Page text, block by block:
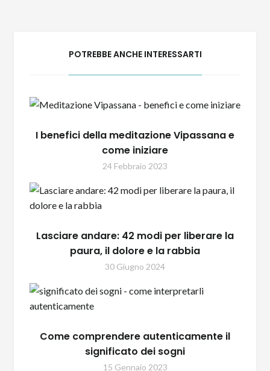
POTREBBE ANCHE INTERESSARTI
I benefici della meditazione Vipassana e
come iniziare
24 Febbraio 2023
Lasciare andare: 42 modi per liberare la
paura, il dolore e la rabbia
30 Giugno 2024
Come comprendere autenticamente il
significato dei sogni
15 Gennaio 2023